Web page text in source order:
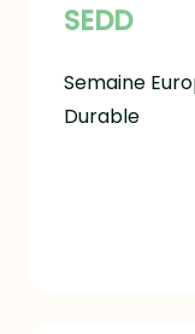
SEDD
Semaine
Durable